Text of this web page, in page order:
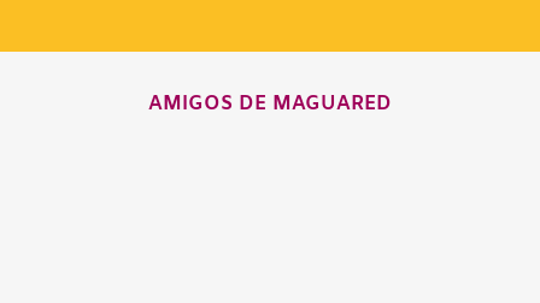
AMIGOS DE MAGUARED